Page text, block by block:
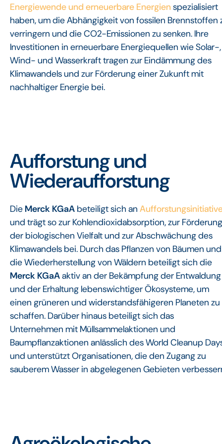
Energiewende und erneuerbare Energien spezialisiert
haben, um die Abhängigkeit von fossilen Brennstoffen
verringern und die CO2-Emissionen zu senken. Ihre
Investitionen in erneuerbare Energiequellen wie Solar-,
Wind- und Wasserkraft tragen zur Eindämmung des
Klimawandels und zur Förderung einer Zukunft mit
nachhaltiger Energie bei.
Aufforstung und
Wiederaufforstung
Die Merck KGaA beteiligt sich an
und trägt so zur Kohlendioxidabsorption, zur Förderung
der biologischen Vielfalt und zur Abschwächung des
Klimawandels bei. Durch das Pflanzen von Bäumen und
die Wiederherstellung von Wäldern beteiligt sich die
Merck KGaAaktiv an der Bekämpfung der Entwaldung
und der Erhaltung lebenswichtiger Ökosysteme, um
einen grüneren und widerstandsfähigeren Planeten zu
schaffen. Darüber hinaus beteiligt sich das
Unternehmen mit Müllsammelaktionen und
Baumpflanzaktionen anlässlich des World Cleanup
und unterstützt Organisationen, die den Zugang zu
sauberem Wasser in abgelegenen Gebieten